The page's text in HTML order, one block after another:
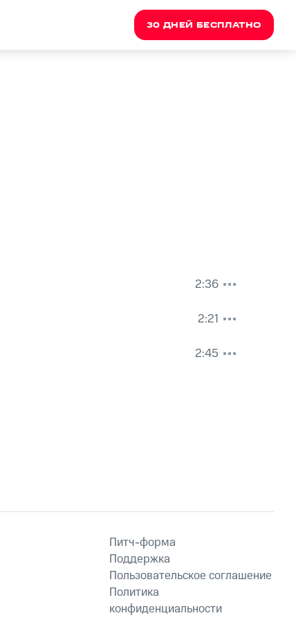
30 ДНЕЙ БЕСПЛАТНО
2:36
2:21
2:45
Питч-форма
Поддержка
Пользовательское соглашение
Политика
конфиденциальности